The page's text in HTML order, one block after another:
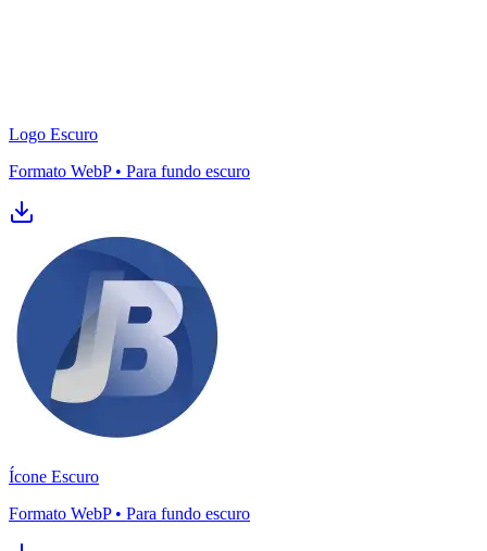
Logo Escuro
Formato WebP • Para fundo escuro
Ícone Escuro
Formato WebP • Para fundo escuro